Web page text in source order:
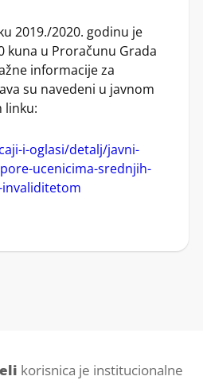
2019./2020. godinu je
kuna u Proračunu Grada
informacije za
su navedeni u javnom
linku:
i-oglasi/detalj/javni-
ucenicima-srednjih-
korisnica je institucionalne